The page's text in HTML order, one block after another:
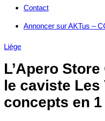
Contact
Annoncer sur AKTus –
Liège
L’Apero
le caviste
concepts en